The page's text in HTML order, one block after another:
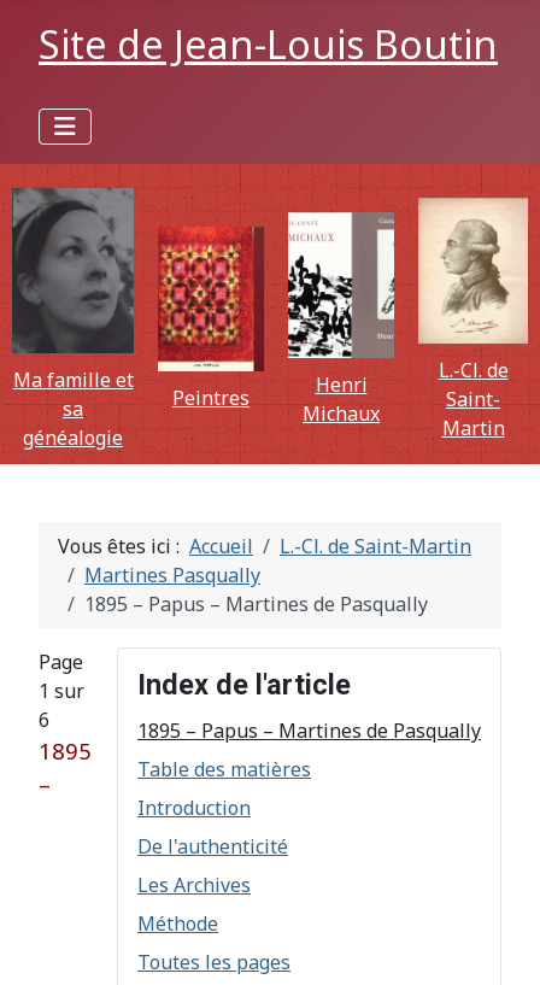
Site de Jean-Louis Boutin
Ma famille et
sa
généalogie
Peintres
Henri
Michaux
L.-Cl. de
Saint-
Martin
Vous êtes ici : Accueil
L.-Cl. de Saint-Martin
Martines Pasqually
1895 – Papus – Martines de Pasqually
Index de l'article
1895 – Papus – Martines de Pasqually
Table des matières
Introduction
De l'authenticité
Les Archives
Méthode
Toutes les pages
Page
1 sur
6
1895
–